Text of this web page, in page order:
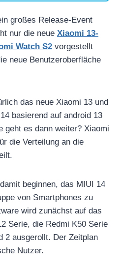
großes Release-Event
nur die neue Xiaomi 13-
Watch S2 vorgestellt
neue Benutzeroberfläche
das neue Xiaomi 13 und
basierend auf android 13
geht es dann weiter? Xiaomi
die Verteilung an die
beginnen, das MIUI 14
von Smartphones zu
wird zunächst auf das
Serie, die Redmi K50 Serie
2 ausgerollt. Der Zeitplan
Nutzer.